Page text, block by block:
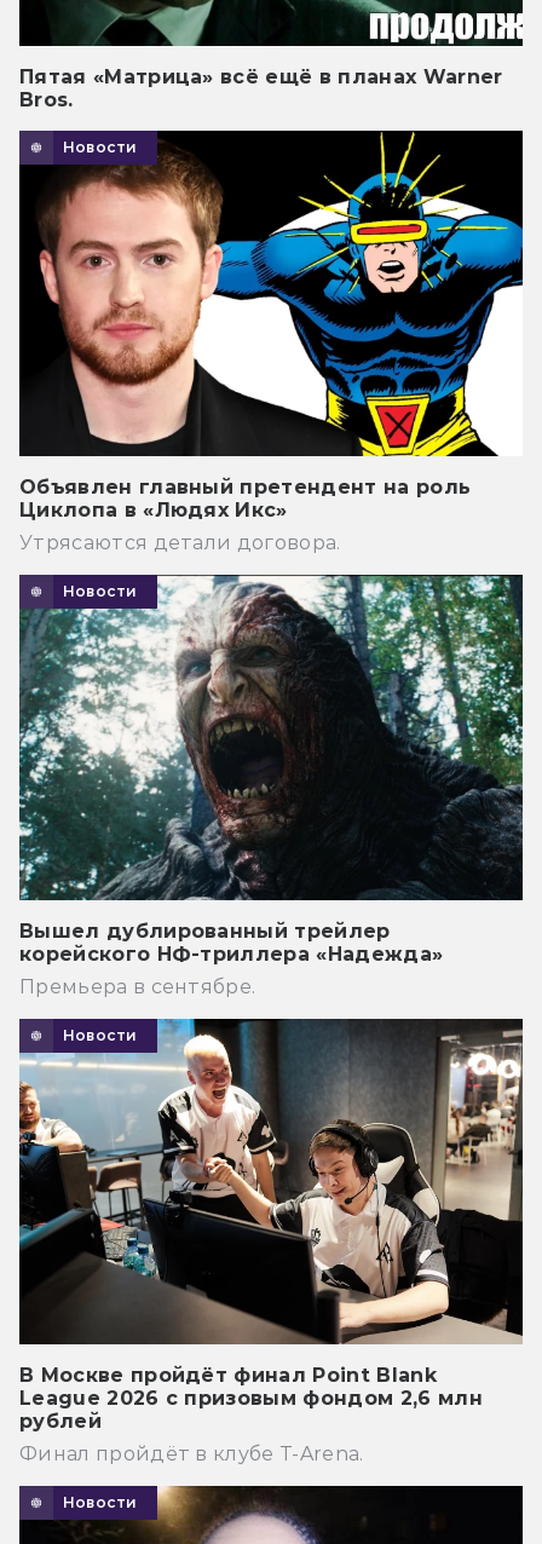
Пятая «Матрица» всё ещё в планах Warner
Bros.
Новости
Объявлен главный претендент на роль
Циклопа в «Людях Икс»
Утрясаются детали договора.
Новости
Вышел дублированный трейлер
корейского НФ-триллера «Надежда»
Премьера в сентябре.
Новости
В Москве пройдёт финал Point Blank
League 2026 с призовым фондом 2,6 млн
рублей
Финал пройдёт в клубе T-Arena.
Новости